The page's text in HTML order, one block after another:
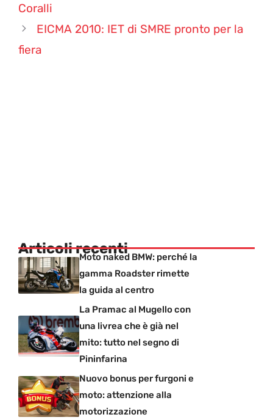
Coralli
EICMA 2010: IET di SMRE pronto per la
fiera
Articoli recentiMoto naked BMW: perché la
gamma Roadster rimette
la guida al centro
La Pramac al Mugello con
una livrea che è già nel
mito: tutto nel segno di
Pininfarina
Nuovo bonus per furgoni e
moto: attenzione alla
motorizzazione